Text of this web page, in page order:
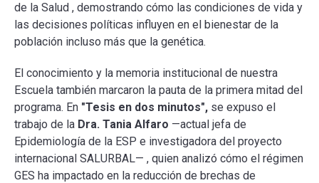
de la Salud , demostrando cómo las condiciones de vida y
las decisiones políticas influyen en el bienestar de la
población incluso más que la genética.
El conocimiento y la memoria institucional de nuestra
Escuela también marcaron la pauta de la primera mitad del
programa. En "Tesis en dos minutos", se expuso el
trabajo de la Dra. Tania Alfaro —actual jefa de
Epidemiología de la ESP e investigadora del proyecto
internacional SALURBAL— , quien analizó cómo el régimen
GES ha impactado en la reducción de brechas de